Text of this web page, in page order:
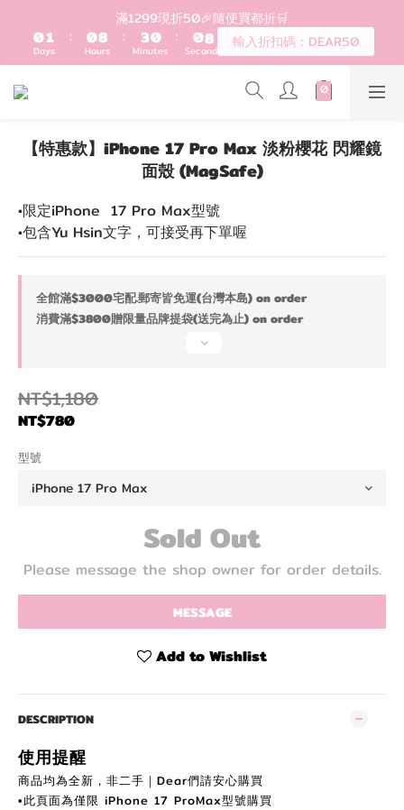
登入會員滿$1200超取免運 - 輸入折扣碼：DEAR20
滿1299現折50🎉隨便買都折🛒
01
0
Days
:
08
7
3
2
Hours
:
4
3
2
1
0
Minutes
:
1
0
9
8
7
2
1
Seconds 輸入折扣碼：DEAR50
歡迎首購!滿1000全館95折! 新客領卷去~
登入會員滿$1200超取免運 - 輸入折扣碼：DEAR20
【特惠款】iPhone 17 Pro Max 淡粉櫻花 閃耀鏡
面殼 (MagSafe)
•限定iPhone  17 Pro Max型號
•包含Yu Hsin文字，可接受再下單喔
全館滿$3000宅配.郵寄皆免運(台灣本島) on order
消費滿$3800贈限量品牌提袋(送完為止) on order
NT$1,180
NT$780
型號
Sold Out
Please message the shop owner for order details.
MESSAGE
Add to Wishlist
DESCRIPTION
使用提醒
商品均為全新，非二手｜Dear們請安心購買
•此頁面為僅限 iPhone 17 ProMax型號購買